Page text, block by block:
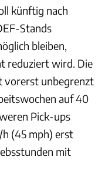
künftig nach
Stands
bleiben,
reduziert wird. Die
vorerst unbegrenzt
auf 40
Pick-ups
(45 mph) erst
mit